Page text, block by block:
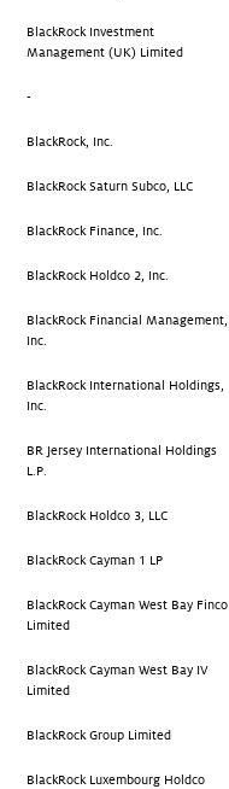
BlackRock Investment
Management (UK) Limited
-
BlackRock, Inc.
BlackRock Saturn Subco, LLC
BlackRock Finance, Inc.
BlackRock Holdco 2, Inc.
BlackRock Financial Management,
Inc.
BlackRock International Holdings,
Inc.
BR Jersey International Holdings
L.P.
BlackRock Holdco 3, LLC
BlackRock Cayman 1 LP
BlackRock Cayman West Bay Finco
Limited
BlackRock Cayman West Bay IV
Limited
BlackRock Group Limited
BlackRock Luxembourg Holdco